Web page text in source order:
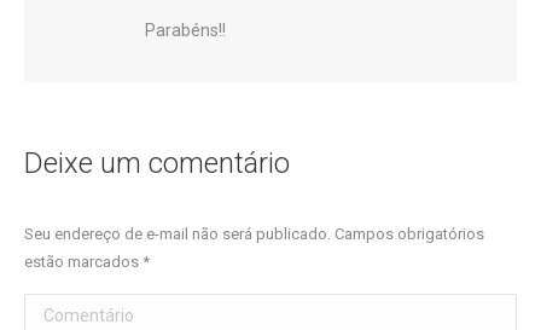
Parabéns!!
Deixe um comentário
Seu endereço de e-mail não será publicado. Campos obrigatórios
estão marcados *
Comentário